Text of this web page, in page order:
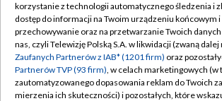
TVP
Abonament TVP
Emisja w TVP
Centrum informacji TVP
Regulamin TVP
Polityka prywatności
Moje zgody
korzystanie z technologii automatycznego śledzenia i
dostęp do informacji na Twoim urządzeniu końcowym i
przechowywanie oraz na przetwarzanie Twoich
nas, czyli Telewizję Polską S.A. w likwidacji (zwaną dalej
Zaufanych Partnerów z IAB* (1201 firm) oraz
Partnerów TVP (93 firm), w celach marketingowych (w
zautomatyzowanego dopasowania reklam do Twoich
mierzenia ich skuteczności) i pozostałych, które